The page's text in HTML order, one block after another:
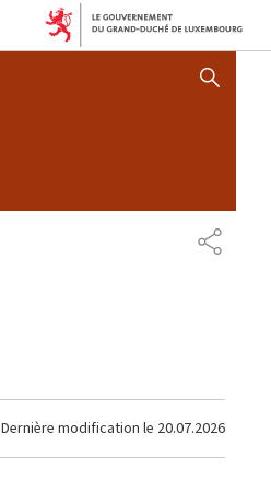
AFFICHER / MASQUER
Dernière modification le 20.07.2026